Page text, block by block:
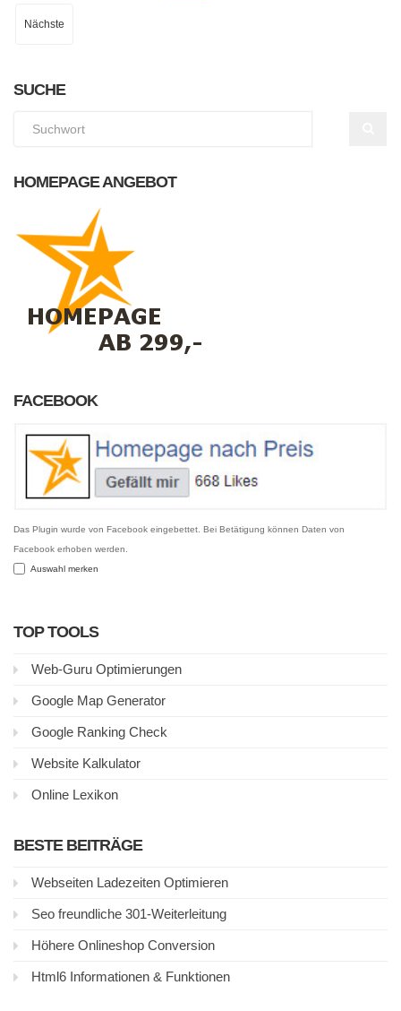
Nächste
SUCHE
HOMEPAGE ANGEBOT
FACEBOOK
Das Plugin wurde von Facebook eingebettet. Bei Betätigung können Daten von
Facebook erhoben werden.
Auswahl merken
TOP TOOLS
Web-Guru Optimierungen
Google Map Generator
Google Ranking Check
Website Kalkulator
Online Lexikon
BESTE BEITRÄGE
Webseiten Ladezeiten Optimieren
Seo freundliche 301-Weiterleitung
Höhere Onlineshop Conversion
Html6 Informationen & Funktionen